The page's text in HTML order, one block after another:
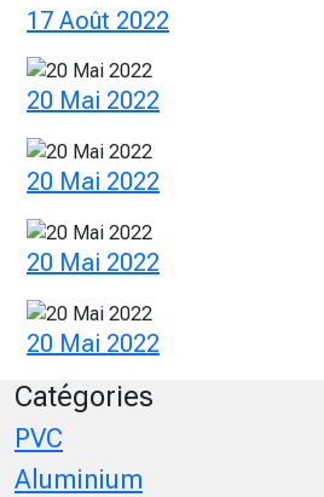
17 Août 2022
20 Mai 2022
20 Mai 2022
20 Mai 2022
20 Mai 2022
Catégories
PVC
Aluminium